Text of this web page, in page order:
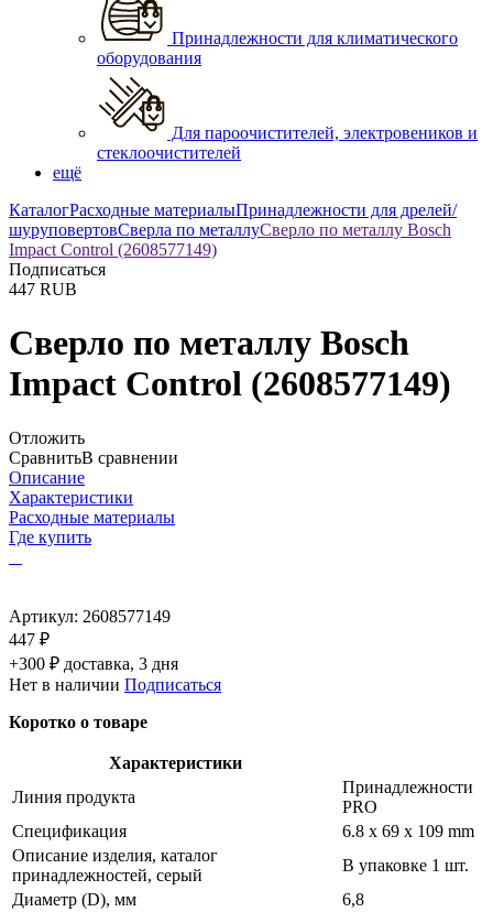
Принадлежности для климатического
оборудования
Для пароочистителей, электровеников и
стеклоочистителей
ещё
КаталогРасходные материалыПринадлежности для дрелей/
шуруповертовСверла по металлуСверло по металлу Bosch
Impact Control (2608577149)
Подписаться
447 RUB
Сверло по металлу Bosch
Impact Control (2608577149)
Отложить
СравнитьВ сравнении
Описание
Характеристики
Расходные материалы
Где купить
Артикул: 2608577149
447 ₽
+300 ₽ доставка, 3 дня
Нет в наличии Подписаться
Коротко о товаре
Линия продукта
Принадлежности
PRO
Спецификация
6.8 x 69 x 109 mm
Описание изделия, каталог
принадлежностей, серый
В упаковке 1 шт.
Характеристики
Диаметр (D), мм
6,8